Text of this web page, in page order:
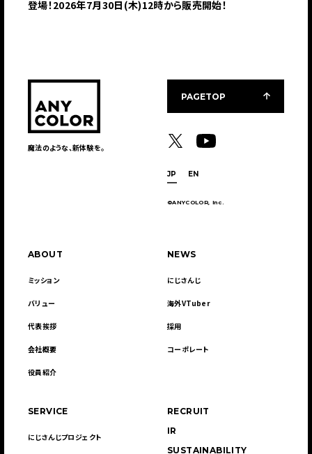
登場！2026年7月30日(木)12時から販売開始！
魔法のような、新体験を。
JP EN
©ANYCOLOR, Inc.
ABOUT
ミッション
バリュー
代表挨拶
会社概要
役員紹介
NEWS
にじさんじ
海外VTuber
採用
コーポレート
SERVICE
にじさんじプロジェクト
RECRUIT
IR
SUSTAINABILITY
PAGETOP